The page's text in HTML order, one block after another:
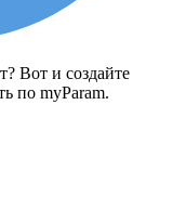
Вот и создайте
по myParam.